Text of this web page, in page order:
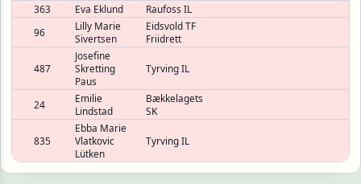
363
Eva Eklund
Raufoss IL
96
Lilly Marie
Sivertsen
Eidsvold TF
Friidrett
487
Josefine
Skretting
Paus
Tyrving IL
24
Emilie
Lindstad
Bækkelagets
SK
835
Ebba Marie
Vlatkovic
Lütken
Tyrving IL